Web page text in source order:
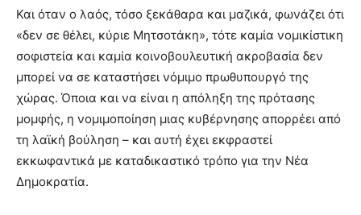
Και όταν ο λαός, τόσο ξεκάθαρα και μαζικά, φωνάζει ότι
«δεν σε θέλει, κύριε Μητσοτάκη», τότε καμία νομικίστικη
σοφιστεία και καμία κοινοβουλευτική ακροβασία δεν
μπορεί να σε καταστήσει νόμιμο πρωθυπουργό της
χώρας. Όποια και να είναι η απόληξη της πρότασης
μομφής, η νομιμοποίηση μιας κυβέρνησης απορρέει από
τη λαϊκή βούληση – και αυτή έχει εκφραστεί
εκκωφαντικά με καταδικαστικό τρόπο για την Νέα
Δημοκρατία.